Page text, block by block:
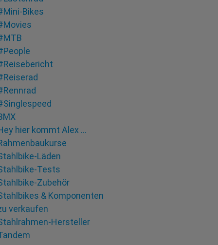
Bikes
hier kommt Alex …
Läden
Tests
Zubehör
& Komponenten
verkaufen
Hersteller